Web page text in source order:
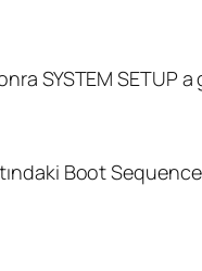
SYSTEM SETUP
Boot